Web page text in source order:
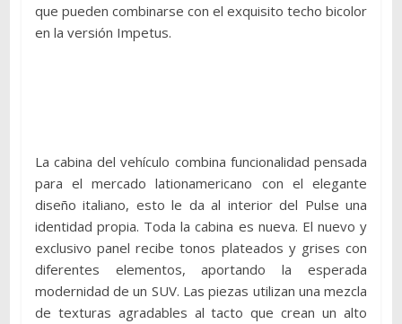
que pueden combinarse con el exquisito techo bicolor
en la versión Impetus.
La cabina del vehículo combina funcionalidad pensada
para el mercado lationamericano con el elegante
diseño italiano, esto le da al interior del Pulse una
identidad propia. Toda la cabina es nueva. El nuevo y
exclusivo panel recibe tonos plateados y grises con
diferentes elementos, aportando la esperada
modernidad de un SUV. Las piezas utilizan una mezcla
de texturas agradables al tacto que crean un alto